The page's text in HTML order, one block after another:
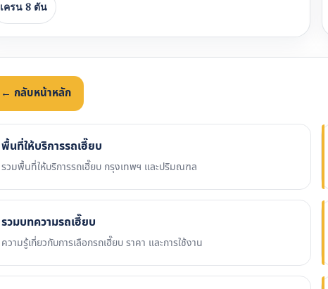
เครน 8 ตัน
← กลับหน้าหลัก
พื้นที่ให้บริการรถเฮี๊ยบ
รวมพื้นที่ให้บริการรถเฮี๊ยบ กรุงเทพฯ และปริมณฑล
รวมบทความรถเฮี๊ยบ
ความรู้เกี่ยวกับการเลือกรถเฮี๊ยบ ราคา และการใช้งาน